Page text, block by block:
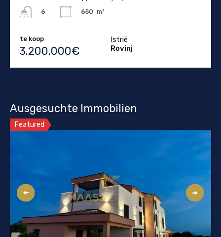
6
650 m²
te koop
3.200.000€
Istrië
Rovinj
Ausgesuchte Immobilien
Featured